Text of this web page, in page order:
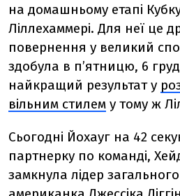
на домашньому етапі Кубку
Ліллехаммері. Для неї це
повернення у великий
здобула в п’ятницю, 6
найкращий результат у
вільним стилем у тому ж
Сьогодні Йохауг на 42
партнерку по команді,
замкнула лідер загального